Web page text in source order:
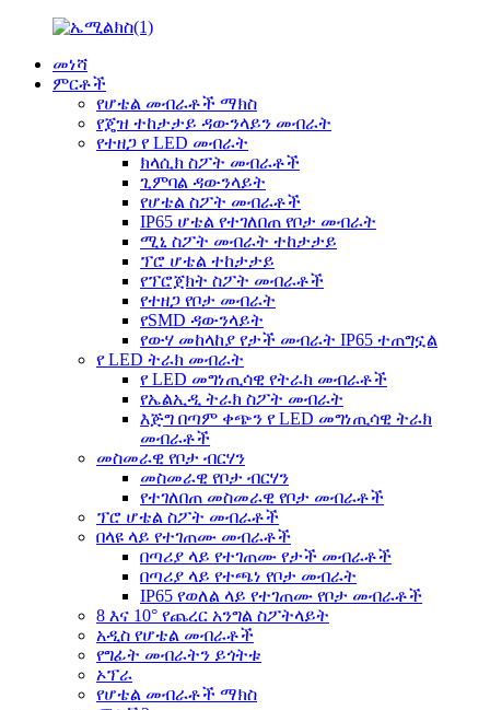
መነሻ
ምርቶች
የሆቴል መብራቶች ማክስ
የጄዝ ተከታታይ ዳውንላይን መብራት
የተዘጋ የ LED መብራት
ክላሲክ ስፖት መብራቶች
ጊምባል ዳውንላይት
የሆቴል ስፖት መብራቶች
IP65 ሆቴል የተገለበጠ የቦታ መብራት
ሚኒ ስፖት መብራት ተከታታይ
ፕሮ ሆቴል ተከታታይ
የፕሮጀክት ስፖት መብራቶች
የተዘጋ የቦታ መብራት
የSMD ዳውንላይት
የውሃ መከላከያ የታች መብራት IP65 ተጠግኗል
የ LED ትራክ መብራት
የ LED መግነጢሳዊ የትራክ መብራቶች
የኤልኢዲ ትራክ ስፖት መብራት
እጅግ በጣም ቀጭን የ LED መግነጢሳዊ ትራክ
መብራቶች
መስመራዊ የቦታ ብርሃን
መስመራዊ የቦታ ብርሃን
የተገለበጠ መስመራዊ የቦታ መብራቶች
ፕሮ ሆቴል ስፖት መብራቶች
በላዩ ላይ የተገጠሙ መብራቶች
በጣሪያ ላይ የተገጠሙ የታች መብራቶች
በጣሪያ ላይ የተጫነ የቦታ መብራት
IP65 የወለል ላይ የተገጠሙ የቦታ መብራቶች
8 እና 10° የጨረር አንግል ስፖትላይት
አዲስ የሆቴል መብራቶች
የግፊት መብራትን ይጎትቱ
ኦፕራ
የሆቴል መብራቶች ማክስ